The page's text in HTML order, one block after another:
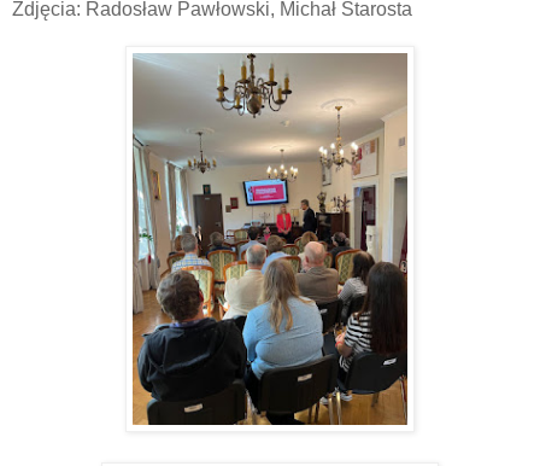
Zdjęcia: Radosław Pawłowski, Michał Starosta